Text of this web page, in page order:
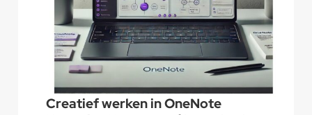
Creatief werken in OneNote